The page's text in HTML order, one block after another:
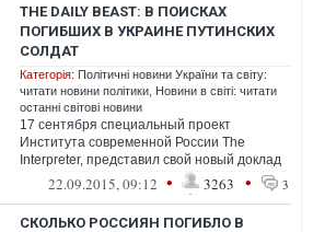
THE DAILY BEAST: В ПОИСКАХ
ПОГИБШИХ В УКРАИНЕ ПУТИНСКИХ
СОЛДАТ
Категорія: Політичні новини України та світу:
читати новини політики Новини в світі: читати
останні світові новини
17 сентября специальный проект
Института современной России The
Interpreter, представил свой новый доклад
"Вторжение, под маской: Грязная война
22.09.2015, 09:12 • 3263 • 3
СКОЛЬКО РОССИЯН ПОГИБЛО В